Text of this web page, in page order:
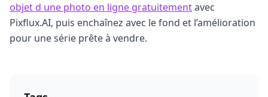
objet d une photo en ligne gratuitementavec
Pixflux.AI, puis enchaînez avec le fond et l’amélioration
pour une série prête à vendre.